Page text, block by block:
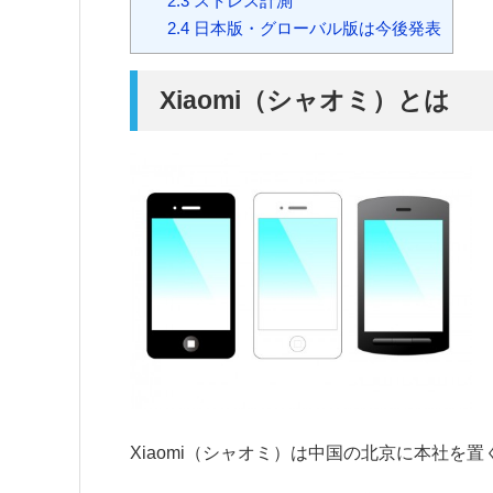
2.4日本版・グローバル版は今後発表
Xiaomi（シャオミ）とは
Xiaomi（シャオミ）は中国の北京に本社を置